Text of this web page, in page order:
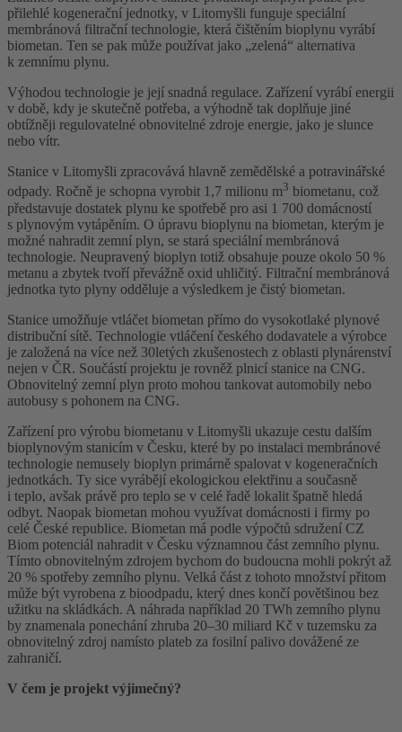
přilehlé kogenerační jednotky, v Litomyšli funguje speciální
membránová filtrační technologie, která čištěním bioplynu vyrábí
biometan. Ten se pak může používat jako „zelená“ alternativa
k zemnímu plynu.
Výhodou technologie je její snadná regulace. Zařízení vyrábí energii
v době, kdy je skutečně potřeba, a výhodně tak doplňuje jiné
obtížněji regulovatelné obnovitelné zdroje energie, jako je slunce
nebo vítr.
Stanice v Litomyšli zpracovává hlavně zemědělské a potravinářské
odpady. Ročně je schopna vyrobit 1,7 milionu m3 biometanu, což
představuje dostatek plynu ke spotřebě pro asi 1 700 domácností
s plynovým vytápěním. O úpravu bioplynu na biometan, kterým je
možné nahradit zemní plyn, se stará speciální membránová
technologie. Neupravený bioplyn totiž obsahuje pouze okolo 50 %
metanu a zbytek tvoří převážně oxid uhličitý. Filtrační membránová
jednotka tyto plyny odděluje a výsledkem je čistý biometan.
Stanice umožňuje vtláčet biometan přímo do vysokotlaké plynové
distribuční sítě. Technologie vtláčení českého dodavatele a výrobce
je založená na více než 30letých zkušenostech z oblasti plynárenství
nejen v ČR. Součástí projektu je rovněž plnicí stanice na CNG.
Obnovitelný zemní plyn proto mohou tankovat automobily nebo
autobusy s pohonem na CNG.
Zařízení pro výrobu biometanu v Litomyšli ukazuje cestu dalším
bioplynovým stanicím v Česku, které by po instalaci membránové
technologie nemusely bioplyn primárně spalovat v kogeneračních
jednotkách. Ty sice vyrábějí ekologickou elektřinu a současně
i teplo, avšak právě pro teplo se v celé řadě lokalit špatně hledá
odbyt. Naopak biometan mohou využívat domácnosti i firmy po
celé České republice. Biometan má podle výpočtů sdružení CZ
Biom potenciál nahradit v Česku významnou část zemního plynu.
Tímto obnovitelným zdrojem bychom do budoucna mohli pokrýt až
20 % spotřeby zemního plynu. Velká část z tohoto množství přitom
může být vyrobena z bioodpadu, který dnes končí povětšinou bez
užitku na skládkách. A náhrada například 20 TWh zemního plynu
by znamenala ponechání zhruba 20–30 miliard Kč v tuzemsku za
obnovitelný zdroj namísto plateb za fosilní palivo dovážené ze
zahraničí.
V čem je projekt výjimečný?